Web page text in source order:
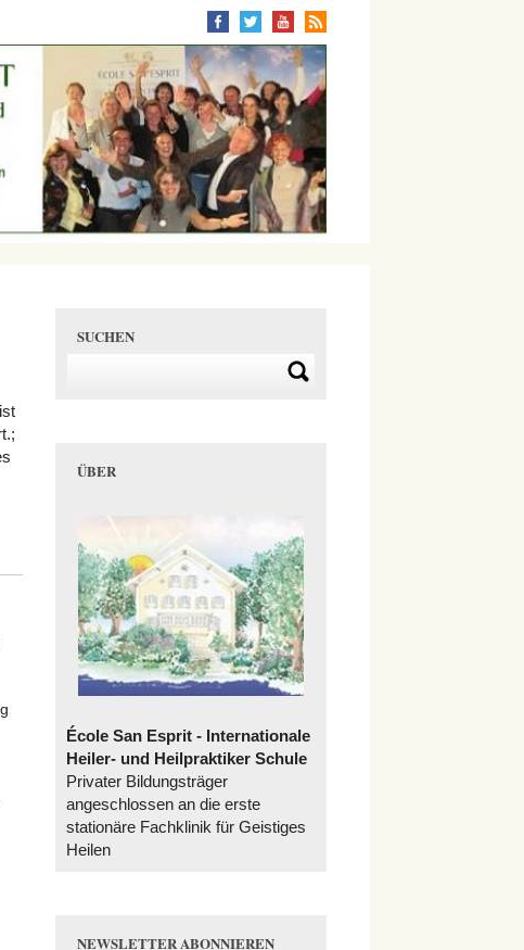
SUCHEN
ÜBER
École San Esprit - Internationale
Heiler- und Heilpraktiker Schule
Privater Bildungsträger
angeschlossen an die erste
stationäre Fachklinik für Geistiges
Heilen
NEWSLETTER ABONNIEREN